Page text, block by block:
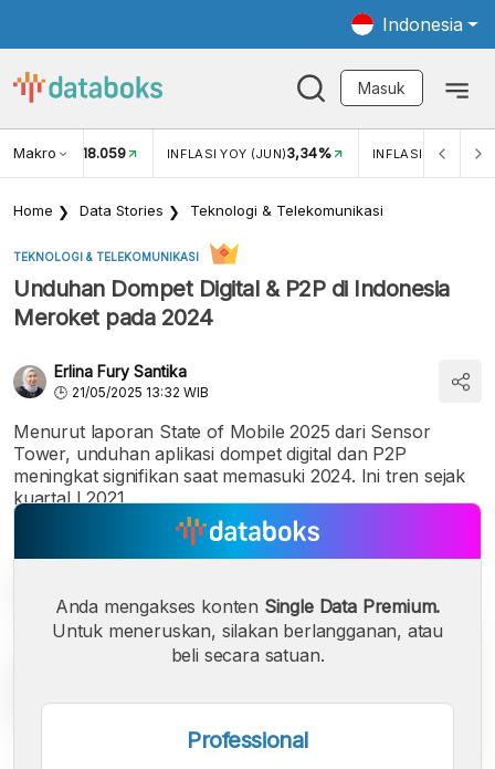
Indonesia
Masuk
Makro
USD/IDR 18.059 INFLASI YOY (JUN)3,34% INFLASI MOM
Home Data Stories Teknologi & Telekomunikasi
TEKNOLOGI & TELEKOMUNIKASI
Unduhan Dompet Digital & P2P di Indonesia
Meroket pada 2024
Erlina Fury Santika
21/05/2025 13:32 WIB
Menurut laporan State of Mobile 2025 dari Sensor
Tower, unduhan aplikasi dompet digital dan P2P
meningkat signifikan saat memasuki 2024. Ini tren sejak
kuartal I 2021.
Anda mengakses konten Single Data Premium.
Untuk meneruskan, silakan berlangganan, atau
beli secara satuan.
Professional